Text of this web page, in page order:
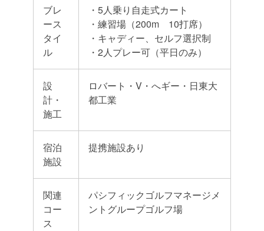
ブレ
ース
タイ
ル
・5人乗り自走式カート
・練習場（200m 10打席）
・キャディー、セルフ選択制
・2人プレー可（平日のみ）
設
計・
施工
ロバート・V・へギー・日東大
都工業
宿泊
施設
提携施設あり
関連
コー
ス
パシフィックゴルフマネージメ
ントグループゴルフ場